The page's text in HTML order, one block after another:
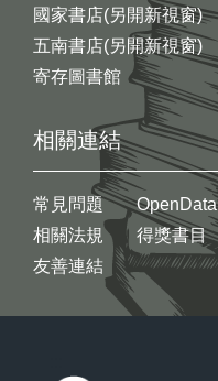
國家書店(另開新視窗)
五南書店(另開新視窗)
寄存圖書館
相關連結
常見問題
相關法規
友善連結
OpenData
得獎書目